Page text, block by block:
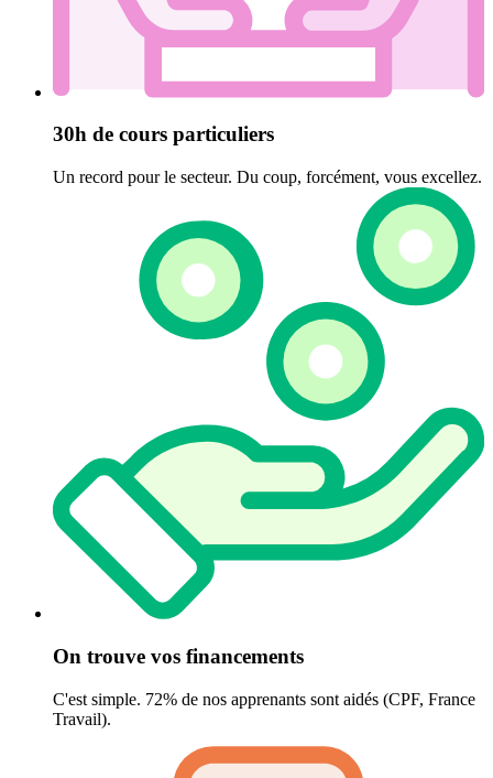
30h de cours particuliers
Un record pour le secteur. Du coup, forcément, vous excellez.
On trouve vos financements
C'est simple. 72% de nos apprenants sont aidés (CPF, France
Travail).